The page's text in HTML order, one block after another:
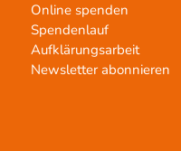
Online spenden
Spendenlauf
Aufklärungsarbeit
Newsletter abonnieren